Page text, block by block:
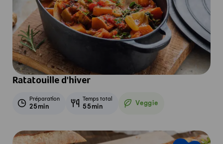
Ratatouille d'hiver
Préparation
25min
Temps total
55min Veggie
Veggie